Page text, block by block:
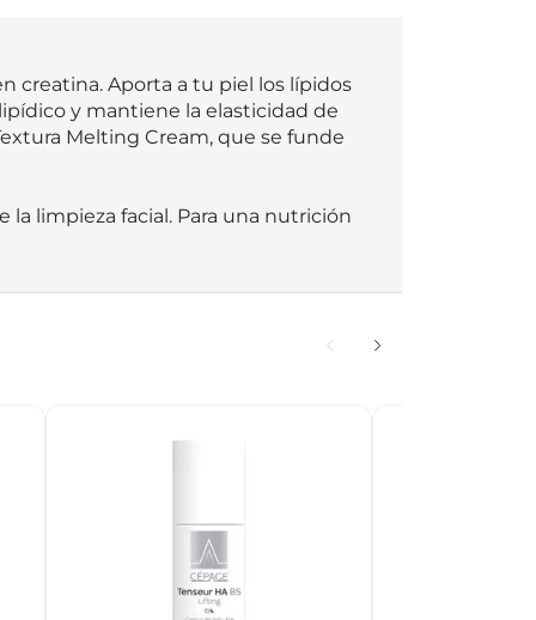
creatina. Aporta a tu piel los lípidos
y mantiene la elasticidad de
Melting Cream, que se funde
la limpieza facial. Para una nutrición